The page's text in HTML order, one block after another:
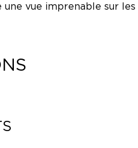
vue imprenable sur les